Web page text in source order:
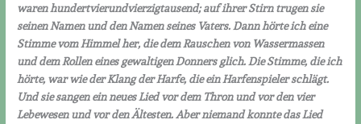
waren hundertvierundvierzigtausend; auf ihrer Stirn trugen sie
seinen Namen und den Namen seines Vaters. Dann hörte ich eine
Stimme vom Himmel her, die dem Rauschen von Wassermassen
und dem Rollen eines gewaltigen Donners glich. Die Stimme, die ich
hörte, war wie der Klang der Harfe, die ein Harfenspieler schlägt.
Und sie sangen ein neues Lied vor dem Thron und vor den vier
Lebewesen und vor den Ältesten. Aber niemand konnte das Lied